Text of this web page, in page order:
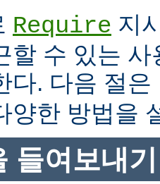
Require 지
할 수 있는
다. 다음 절은
양한 방법을
들여보내기